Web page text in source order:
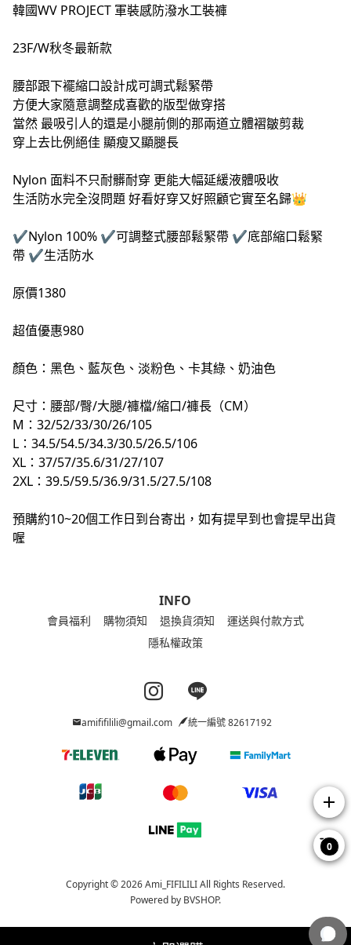
韓國WV PROJECT 軍裝感防潑水工裝褲
23F/W秋冬最新款
腰部跟下襬縮口設計成可調式鬆緊帶
方便大家隨意調整成喜歡的版型做穿搭
當然 最吸引人的還是小腿前側的那兩道立體褶皺剪裁
穿上去比例絕佳 顯瘦又顯腿長
Nylon 面料不只耐髒耐穿 更能大幅延緩液體吸收
生活防水完全沒問題 好看好穿又好照顧它實至名歸👑
✔️Nylon 100% ✔️可調整式腰部鬆緊帶 ✔️底部縮口鬆緊
帶 ✔️生活防水
原價1380
超值優惠980
顏色：黑色、藍灰色、淡粉色、卡其綠、奶油色
尺寸：腰部/臀/大腿/褲檔/縮口/褲長（CM）
M：32/52/33/30/26/105
L：34.5/54.5/34.3/30.5/26.5/106
XL：37/57/35.6/31/27/107
2XL：39.5/59.5/36.9/31.5/27.5/108
預購約10~20個工作日到台寄出，如有提早到也會提早出貨
喔
INFO
會員福利 購物須知 退換貨須知
運送與付款方式
隱私權政策
Instagram page
Line page
amififilili@gmail.com 統一編號 82617192
Copyright © 2026 Ami_FIFILILI All Rights Reserved.
Powered by BVSHOP.
add
0